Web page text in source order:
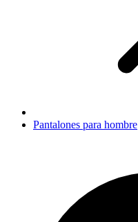
Pantalones para hombre